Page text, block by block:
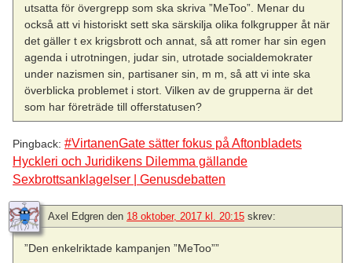
utsatta för övergrepp som ska skriva ”MeToo”. Menar du
också att vi historiskt sett ska särskilja olika folkgrupper åt när
det gäller t ex krigsbrott och annat, så att romer har sin egen
agenda i utrotningen, judar sin, utrotade socialdemokrater
under nazismen sin, partisaner sin, m m, så att vi inte ska
överblicka problemet i stort. Vilken av de grupperna är det
som har företräde till offerstatusen?
Pingback: #VirtanenGate sätter fokus på Aftonbladets
Hyckleri och Juridikens Dilemma gällande
Sexbrottsanklagelser | Genusdebatten
Axel Edgren den 18 oktober, 2017 kl. 20:15 skrev:
”Den enkelriktade kampanjen ”MeToo””